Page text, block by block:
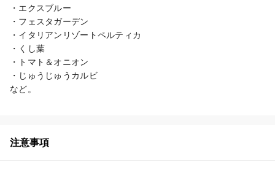
・エクスブルー
・フェスタガーデン
・イタリアンリゾートペルティカ
・くし葉
・トマト＆オニオン
・じゅうじゅうカルビ
など。
注意事項